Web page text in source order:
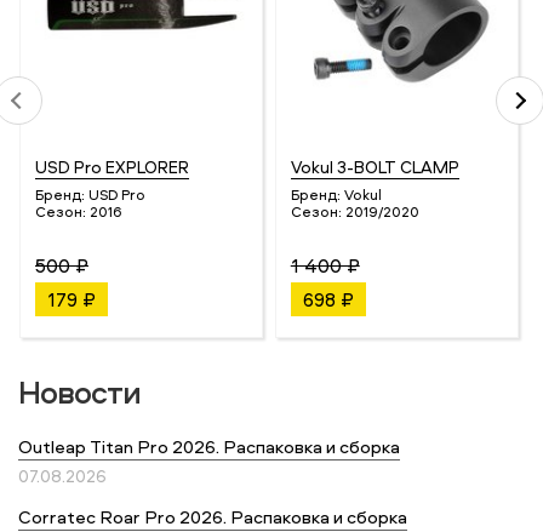
USD Pro EXPLORER
Бренд: USD Pro
Сезон: 2016
500 ₽
179 ₽
Vokul 3-BOLT CLAMP
Бренд: Vokul
Сезон: 2019/2020
1 400 ₽
698 ₽
Новости
Outleap Titan Pro 2026. Распаковка и сборка
07.08.2026
Corratec Roar Pro 2026. Распаковка и сборка